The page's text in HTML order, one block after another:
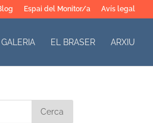
Espai del Monitor/a Avís legal
GALERIA EL BRASER ARXIU